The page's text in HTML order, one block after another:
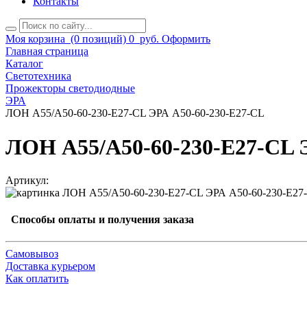
Моя корзина (0 позиций) 0 руб. Оформить
Главная страница
Каталог
Светотехника
Прожекторы светодиодные
ЭРА
ЛОН А55/A50-60-230-Е27-СL ЭРА А50-60-230-E27-CL
ЛОН А55/A50-60-230-Е27-СL
Артикул:
Способы оплаты и получения заказа
Самовывоз
Доставка курьером
Как оплатить